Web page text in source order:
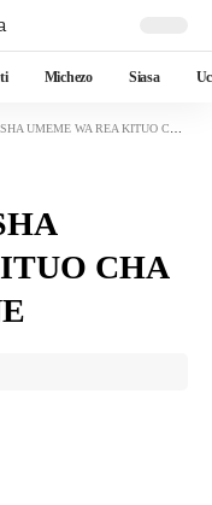
Michezo Siasa
WA REA KITUO CHA AFYA KETUMBEINE
CHA